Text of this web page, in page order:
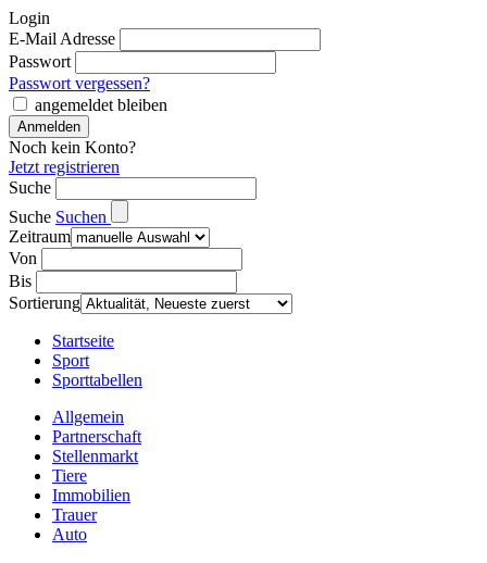
Login
E-Mail Adresse
Passwort
Passwort vergessen?
angemeldet bleiben
Noch kein Konto?
Jetzt registrieren
Suche
Suche Suchen
Zeitraum
Von
Bis
Sortierung
Startseite
Sport
Sporttabellen
Allgemein
Partnerschaft
Stellenmarkt
Tiere
Immobilien
Trauer
Auto